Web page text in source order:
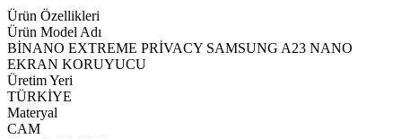
Ürün Özellikleri
Ürün Model Adı
BİNANO EXTREME PRİVACY SAMSUNG A23 NANO
EKRAN KORUYUCU
Üretim Yeri
TÜRKİYE
Materyal
CAM